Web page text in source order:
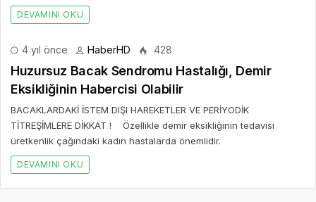
DEVAMINI OKU
4 yıl önce HaberHD 428
Huzursuz Bacak Sendromu Hastalığı, Demir
Eksikliğinin Habercisi Olabilir
BACAKLARDAKİ İSTEM DIŞI HAREKETLER VE PERİYODİK
TİTREŞİMLERE DİKKAT ! Özellikle demir eksikliğinin tedavisi
üretkenlik çağındaki kadın hastalarda önemlidir.
DEVAMINI OKU